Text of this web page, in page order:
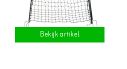
Bekijk artikel